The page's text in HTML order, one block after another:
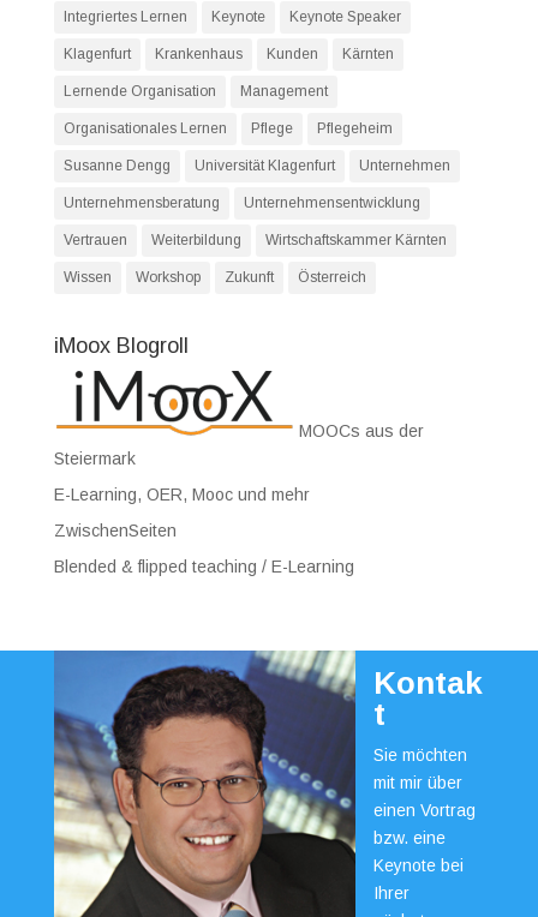
Integriertes Lernen Keynote Keynote Speaker
Klagenfurt Krankenhaus Kunden Kärnten
Lernende Organisation Management
Organisationales Lernen Pflege Pflegeheim
Susanne Dengg Universität Klagenfurt Unternehmen
Unternehmensberatung Unternehmensentwicklung
Vertrauen Weiterbildung Wirtschaftskammer Kärnten
Wissen Workshop Zukunft Österreich
iMoox Blogroll
MOOCs aus der
Steiermark
E-Learning, OER, Mooc und mehr
ZwischenSeiten
Blended & flipped teaching / E-Learning
Kontak
t
Sie möchten
mit mir über
einen Vortrag
bzw. eine
Keynote bei
Ihrer